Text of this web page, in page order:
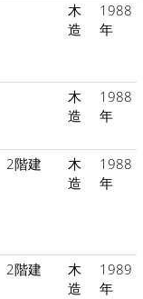
木
造
1988
年
木
造
1988
年
2階建
木
造
1988
年
2階建
木
造
1989
年